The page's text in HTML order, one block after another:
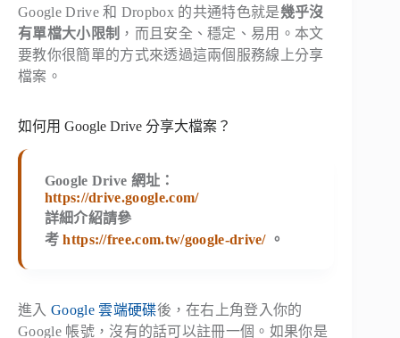
Google Drive 和 Dropbox 的共通特色就是幾乎沒
有單檔大小限制 ，而且安全、穩定、易用。本文
要教你很簡單的方式來透過這兩個服務線上分享
檔案。
如何用 Google Drive 分享大檔案？
Google Drive 網址：
https://drive.google.com/
詳細介紹請參
考https://free.com.tw/google-drive/。
進入 Google 雲端硬碟後，在右上角登入你的
Google 帳號，沒有的話可以註冊一個。如果你是